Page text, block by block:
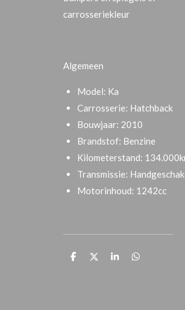
carrosseriekleur
Algemeen
Model: Ka
Carrosserie: Hatchback
Bouwjaar: 2010
Brandstof: Benzine
Kilometerstand:
Transmissie:
Motorinhoud: 1242cc
D
D
S
D